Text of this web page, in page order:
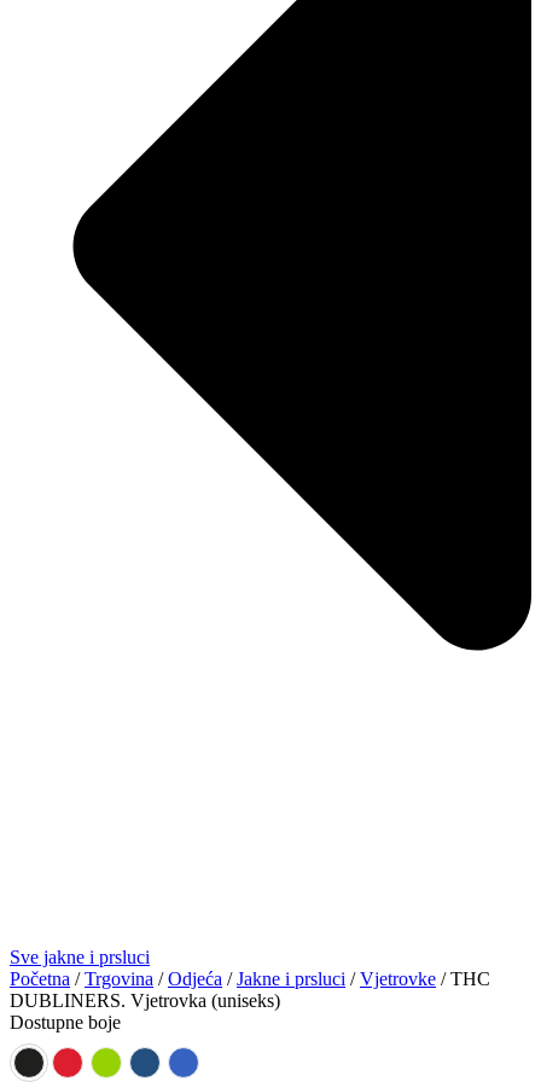
Sve jakne i prsluci
Početna /Trgovina /Odjeća /Jakne i prsluci /Vjetrovke / THC
DUBLINERS. Vjetrovka (uniseks)
Dostupne boje